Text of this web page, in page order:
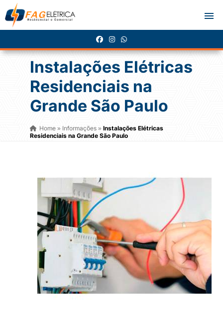
Instalações Elétricas
Residenciais na
Grande São Paulo
Home» Informações » Instalações Elétricas
Residenciais na Grande São Paulo